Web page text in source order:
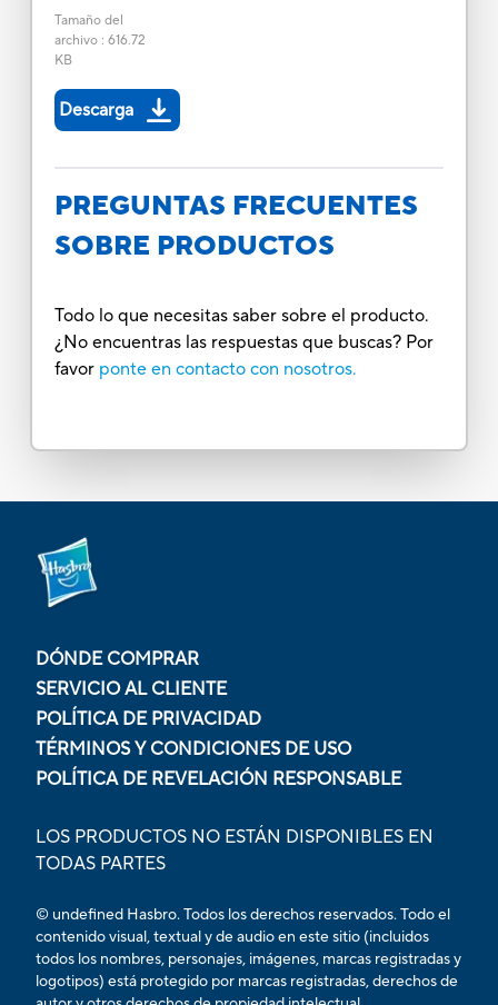
Tamaño del
archivo: 616.72
KB
Descarga
PREGUNTAS FRECUENTES
SOBRE PRODUCTOS
Todo lo que necesitas saber sobre el producto.
¿No encuentras las respuestas que buscas? Por
favor ponte en contacto con nosotros.
DÓNDE COMPRAR
SERVICIO AL CLIENTE
POLÍTICA DE PRIVACIDAD
TÉRMINOS Y CONDICIONES DE USO
POLÍTICA DE REVELACIÓN RESPONSABLE
LOS PRODUCTOS NO ESTÁN DISPONIBLES EN
TODAS PARTES
© undefined Hasbro. Todos los derechos reservados. Todo el
contenido visual, textual y de audio en este sitio (incluidos
todos los nombres, personajes, imágenes, marcas registradas y
logotipos) está protegido por marcas registradas, derechos de